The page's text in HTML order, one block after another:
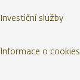
Investiční služby
Informace o cookies